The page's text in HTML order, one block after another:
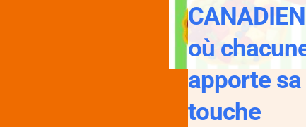
où
apporte sa
touche